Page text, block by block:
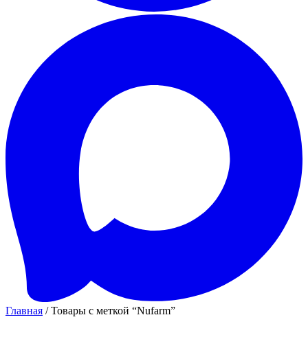
Главная / Товары с меткой “Nufarm”